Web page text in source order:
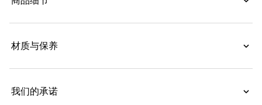
材质与保养
我们的承诺